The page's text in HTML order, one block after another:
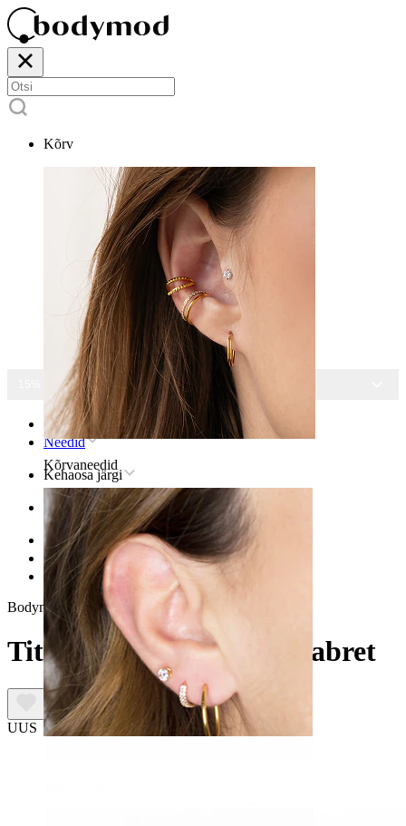
Kõrv
Kõrvaneedid
15% ALLA KÕIGILT EHETELT
Avaleht
Needid
Kehaosa järgi
Kõrv
Helix
Titaanist helix neediehted
Titaanist kuu ja tähega labret
Bodymod Premium
Titaanist kuu ja tähega labret
UUS